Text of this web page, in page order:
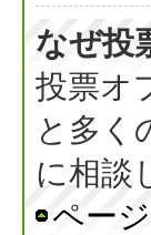
なぜ投
投票オ
と多く
に相談
ペー